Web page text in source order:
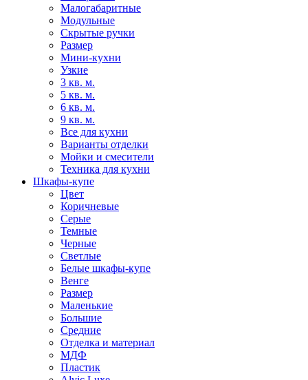
Малогабаритные
Модульные
Скрытые ручки
Размер
Мини-кухни
Узкие
3 кв. м.
5 кв. м.
6 кв. м.
9 кв. м.
Все для кухни
Варианты отделки
Мойки и смесители
Техника для кухни
Шкафы-купе
Цвет
Коричневые
Серые
Темные
Черные
Светлые
Белые шкафы-купе
Венге
Размер
Маленькие
Большие
Средние
Отделка и материал
МДФ
Пластик